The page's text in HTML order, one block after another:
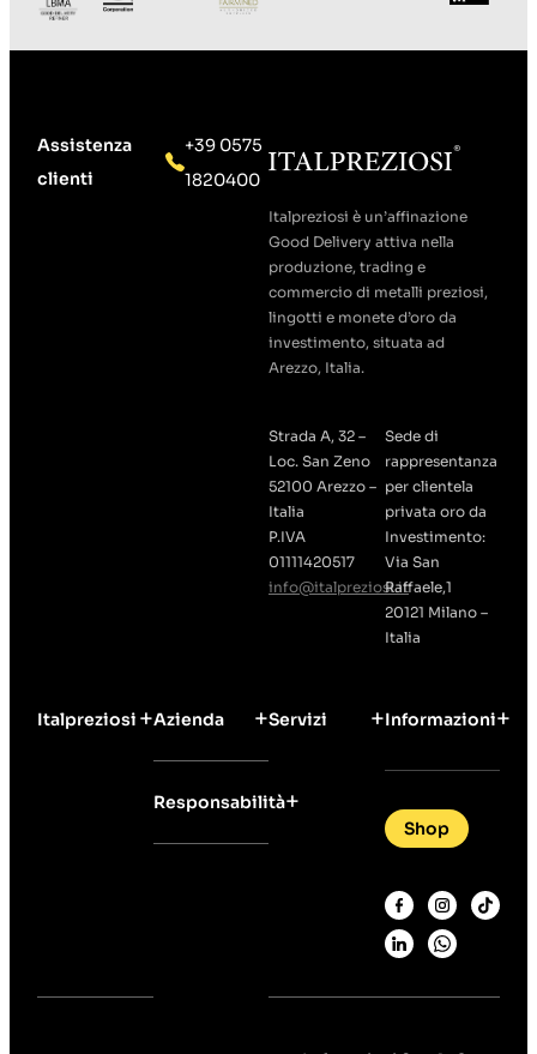
Italpreziosi è un’affinazione
Good Delivery attiva nella
produzione, trading e
commercio di metalli preziosi,
lingotti e monete d’oro da
investimento, situata ad
Arezzo, Italia.
Strada A, 32 –
Loc. San Zeno
52100 Arezzo –
Italia
P.IVA
01111420517
info@italpreziosi.it
Sede di
rappresentanza
per clientela
privata oro da
Investimento:
Via San
Raffaele,1
20121 Milano –
Italia
Assistenza
clienti
+39 0575
1820400
Italpreziosi Azienda
Responsabilità
Servizi Informazioni
Shop